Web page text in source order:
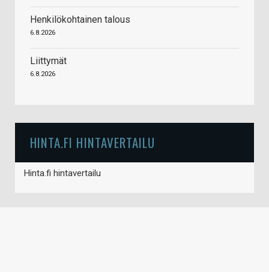
Henkilökohtainen talous
6.8.2026
Liittymät
6.8.2026
HINTA.FI HINTAVERTAILU
Hinta.fi hintavertailu